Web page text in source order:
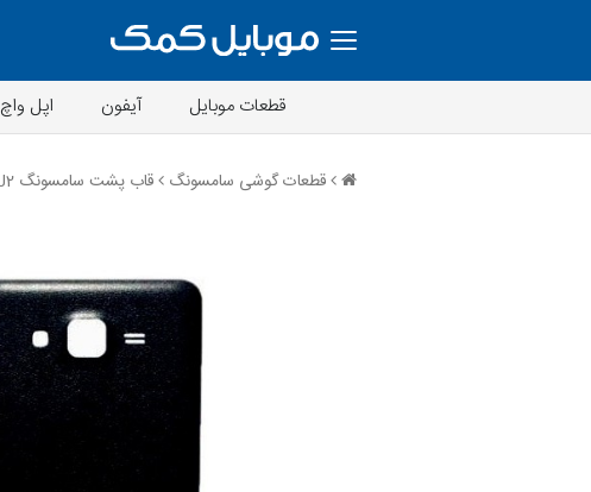
قطعات موبایل آیفون اپل واچ
قطعات گوشی سامسونگ قاب پشت سامسونگ J2